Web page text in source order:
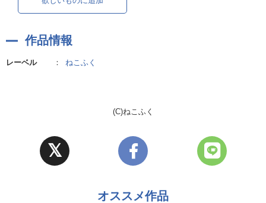
作品情報
レーベル ： ねこふく
(C)ねこふく
オススメ作品